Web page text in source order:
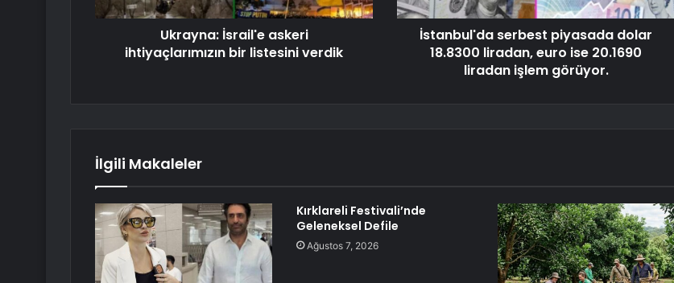
Ukrayna: İsrail'e askeri
ihtiyaçlarımızın bir listesini verdik
İstanbul'da serbest piyasada dolar
18.8300 liradan, euro ise 20.1690
liradan işlem görüyor.
İlgili Makaleler
Kırklareli Festivali’nde
Geleneksel Defile
Ağustos 7, 2026